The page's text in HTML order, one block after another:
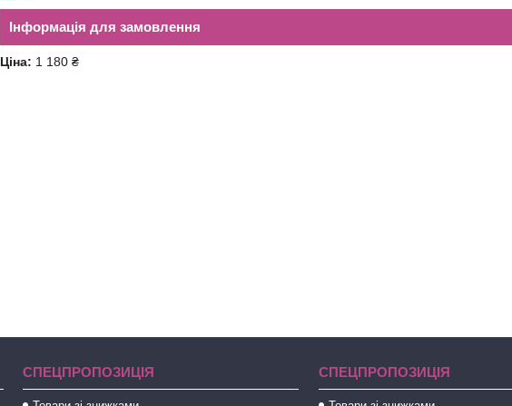
Інформація для замовлення
Ціна: 1 180 ₴
СПЕЦПРОПОЗИЦІЯ СПЕЦПРОПОЗИЦІЯ